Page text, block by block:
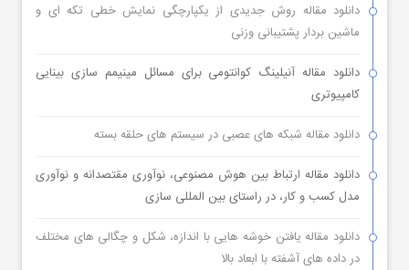
دانلود مقاله روش جدیدی از یکپارچگی نمایش خطی تکه ای و
ماشین بردار پشتیبانی وزنی
دانلود مقاله آنیلینگ کوانتومی برای مسائل مینیمم سازی بینایی
کامپیوتری
دانلود مقاله شبکه های عصبی در سیستم های حلقه بسته
دانلود مقاله ارتباط بین هوش مصنوعی، نوآوری مقتصدانه و نوآوری
مدل کسب و کار، در راستای بین المللی سازی
دانلود مقاله یافتن خوشه هایی با اندازه، شکل و چگالی های مختلف
در داده های آشفته با ابعاد بالا